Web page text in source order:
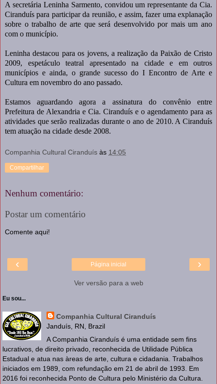
A secretária Leninha Sarmento, convidou um representante da Cia.
Ciranduís para participar da reunião, e assim, fazer uma explanação
sobre o trabalho de arte que será desenvolvido por mais um ano
com o município.
Leninha destacou para os jovens, a realização da Paixão de Cristo
2009, espetáculo teatral apresentado na cidade e em outros
municípios e ainda, o grande sucesso do I Encontro de Arte e
Cultura em novembro do ano passado.
Estamos aguardando agora a assinatura do convênio entre
Prefeitura de Alexandria e Cia. Ciranduís e o agendamento para as
atividades que serão realizadas durante o ano de 2010. A Ciranduís
tem atuação na cidade desde 2008.
Companhia Cultural Ciranduís às 14:05
Compartilhar
Nenhum comentário:
Postar um comentário
Comente aqui!
‹ ›
Página inicial
Ver versão para a web
Eu sou...
Companhia Cultural Ciranduís
Janduís, RN, Brazil
A Companhia Ciranduís é uma entidade sem fins
lucrativos, de direito privado, reconhecida de Utilidade Pública
Estadual e atua nas àreas de arte, cultura e cidadania. Trabalhos
iniciados em 1989, com refundação em 21 de abril de 1993. Em
2016 foi reconhecida Ponto de Cultura pelo Ministério da Cultura.